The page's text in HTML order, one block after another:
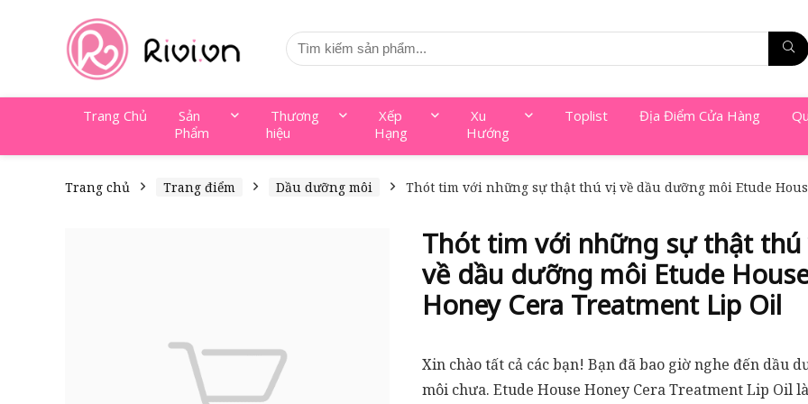
Trang Chủ
Sản
Phẩm
Thương
hiệu
Xếp
Hạng
Xu
Hướng
Toplist Địa Điểm Cửa Hàng
Trang chủ Trang điểm Dầu dưỡng môi Thót tim với những sự thật thú vị về dầu dưỡng môi Etude
Thót tim với những sự thật thú
về dầu dưỡng môi Etude
Honey Cera Treatment Lip Oil
Xin chào tất cả các bạn! Bạn đã bao giờ nghe đến dầu
môi chưa. Etude House Honey Cera Treatment Lip Oil